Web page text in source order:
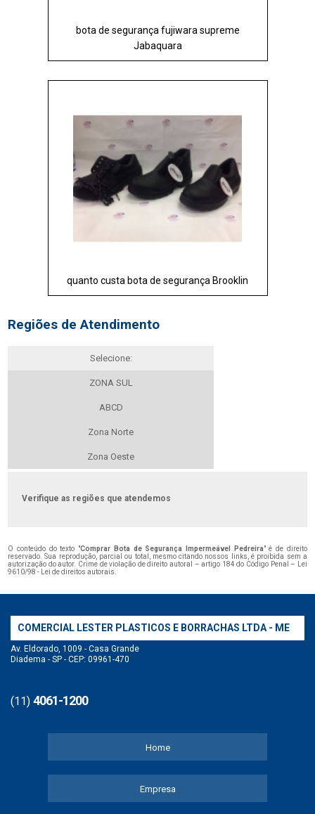
bota de segurança fujiwara supreme
Jabaquara
quanto custa bota de segurança Brooklin
Regiões de Atendimento
Selecione:
ZONA SUL
ABCD
Zona Norte
Zona Oeste
Verifique as regiões que atendemos
O conteúdo do texto "Comprar Bota de Segurança Impermeável Pedreira" é de direito
reservado. Sua reprodução, parcial ou total, mesmo citando nossos links, é proibida sem a
autorização do autor. Crime de violação de direito autoral – artigo 184 do Código Penal –
Lei
9610/98 - Lei de direitos autorais
COMERCIAL LESTER PLASTICOS E BORRACHAS LTDA - ME
Av. Eldorado, 1009 - Casa Grande
Diadema - SP - CEP: 09961-470
(11) 4061-1200
Home
Empresa